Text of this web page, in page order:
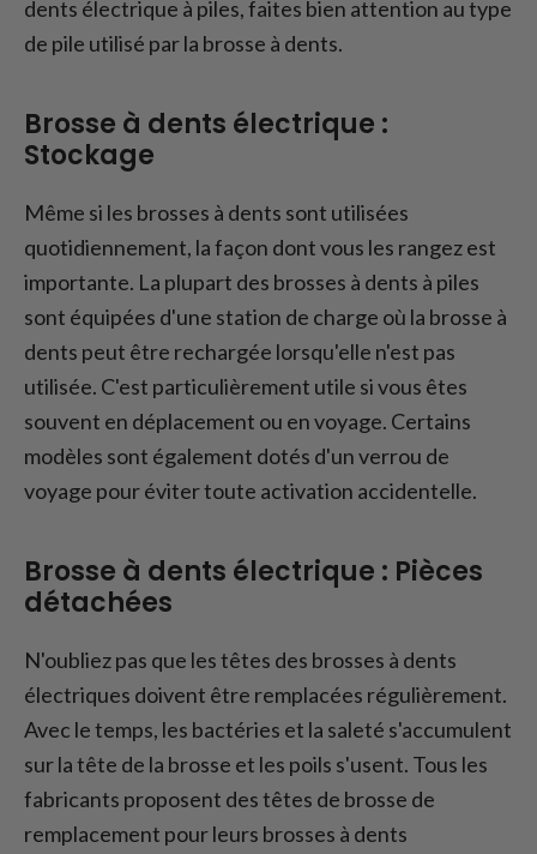
dents électrique à piles, faites bien attention au type
de pile utilisé par la brosse à dents.
Brosse à dents électrique :
Stockage
Même si les brosses à dents sont utilisées
quotidiennement, la façon dont vous les rangez est
importante. La plupart des brosses à dents à piles
sont équipées d'une station de charge où la brosse à
dents peut être rechargée lorsqu'elle n'est pas
utilisée. C'est particulièrement utile si vous êtes
souvent en déplacement ou en voyage. Certains
modèles sont également dotés d'un verrou de
voyage pour éviter toute activation accidentelle.
Brosse à dents électrique : Pièces
détachées
N'oubliez pas que les têtes des brosses à dents
électriques doivent être remplacées régulièrement.
Avec le temps, les bactéries et la saleté s'accumulent
sur la tête de la brosse et les poils s'usent. Tous les
fabricants proposent des têtes de brosse de
remplacement pour leurs brosses à dents